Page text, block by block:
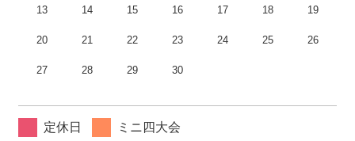
13 14 15 16 17 18 19
20 21 22 23 24 25 26
27 28 29 30
定休日 ミニ四大会